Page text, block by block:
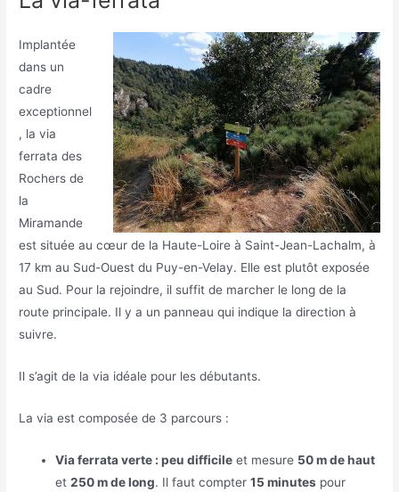
Implantée
dans un
cadre
exceptionnel
, la via
ferrata des
Rochers de
la
Miramande
est située au cœur de la Haute-Loire à Saint-Jean-Lachalm, à
17 km au Sud-Ouest du Puy-en-Velay. Elle est plutôt exposée
au Sud. Pour la rejoindre, il suffit de marcher le long de la
route principale. Il y a un panneau qui indique la direction à
suivre.
Il s’agit de la via idéale pour les débutants.
La via est composée de 3 parcours :
Via ferrata verte : peu difficile et mesure 50 m de haut
et250 m de long. Il faut compter15 minutes pour